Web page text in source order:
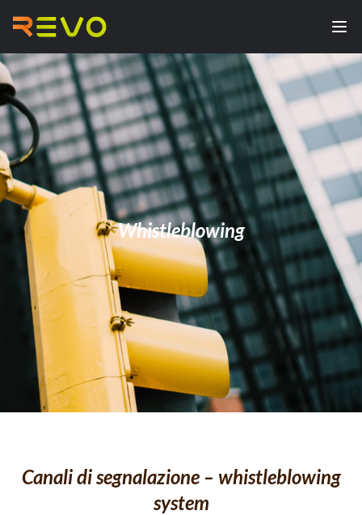
Whistleblowing
Canali di segnalazione – whistleblowing
system